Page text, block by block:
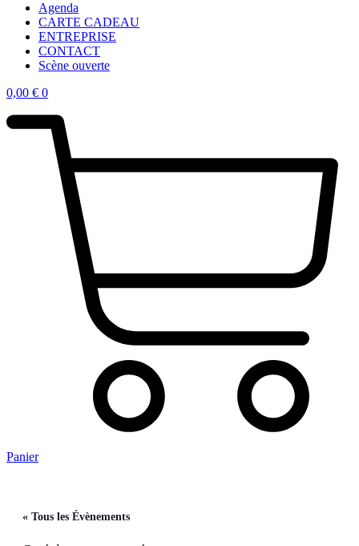
Agenda
CARTE CADEAU
ENTREPRISE
CONTACT
Scène ouverte
0,00 € 0
Panier
« Tous les Évènements